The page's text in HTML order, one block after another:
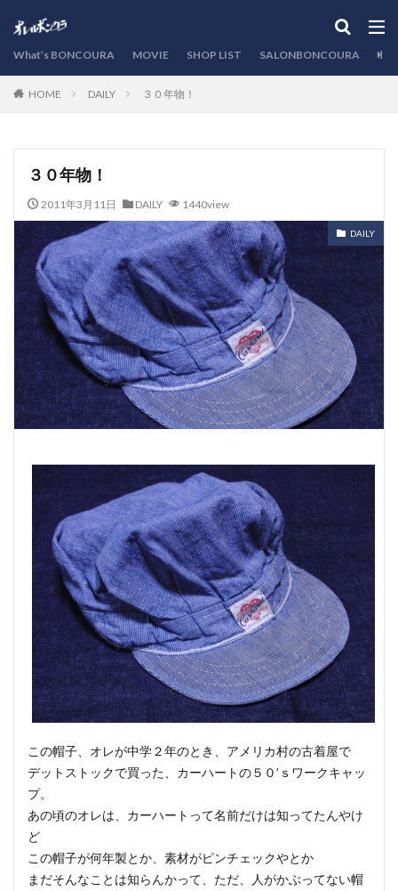
What’s BONCOURA MOVIE SHOP LIST SALONBONCOURA
HOME DAILY ３０年物！
３０年物！
2011年3月11日 DAILY 1440view
DAILY
この帽子、オレが中学２年のとき、アメリカ村の古着屋で
デットストックで買った、カーハートの５０’ｓワークキャッ
プ。
あの頃のオレは、カーハートって名前だけは知ってたんやけ
ど
この帽子が何年製とか、素材がピンチェックやとか
まだそんなことは知らんかって、ただ、人がかぶってない帽
カテゴリー
検索